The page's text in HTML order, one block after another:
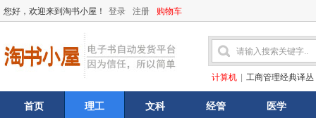
您好，欢迎来到淘书小屋！ 登录 注册 购物车
计算机 工商管理经典译丛
首页 理工 文科 经管 医学